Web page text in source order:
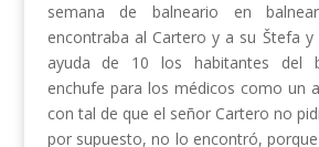
semana de balneario en
encontraba al Cartero y a su Štefa
ayuda de 10 los habitantes del
enchufe para los médicos como un
con tal de que el señor Cartero no
por supuesto, no lo encontró,